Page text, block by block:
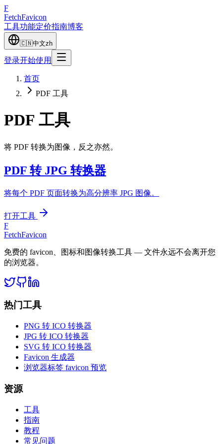
F
FetchFavicon
工具功能定价指南博客
🇨🇳中文zh
登录开始使用
首页
PDF 工具
PDF 工具
将 PDF 转换为图像，反之亦然。
PDF 转 JPG 转换器
将每个 PDF 页面转换为高分辨率 JPG 图像。
打开工具
F
FetchFavicon
免费的 favicon、图标和图像转换工具 — 文件永远不会离开您
的浏览器。
热门工具
PNG 转 ICO 转换器
JPG 转 ICO 转换器
SVG 转 ICO 转换器
Favicon 生成器
浏览器标签 favicon 预览
资源
工具
指南
教程
常见问题